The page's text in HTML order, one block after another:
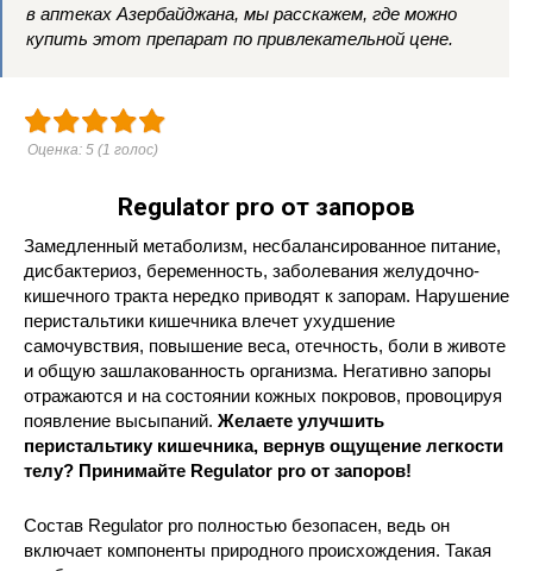
в аптеках Азербайджана, мы расскажем, где можно
купить этот препарат по привлекательной цене.
Оценка: 5 (1 голос)
Regulator pro от запоров
Замедленный метаболизм, несбалансированное питание,
дисбактериоз, беременность, заболевания желудочно-
кишечного тракта нередко приводят к запорам. Нарушение
перистальтики кишечника влечет ухудшение
самочувствия, повышение веса, отечность, боли в животе
и общую зашлакованность организма. Негативно запоры
отражаются и на состоянии кожных покровов, провоцируя
появление высыпаний. Желаете улучшить
перистальтику кишечника, вернув ощущение легкости
телу? Принимайте Regulator pro от запоров!
Состав Regulator pro полностью безопасен, ведь он
включает компоненты природного происхождения. Такая